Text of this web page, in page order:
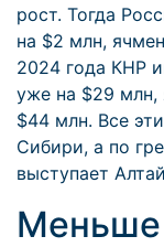
рост. Тогда
на $2 млн,
2024 года КНР
уже на $29 млн,
$44 млн. Все
Сибири, а по
выступает
Меньше